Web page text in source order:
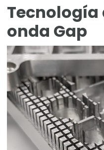
Tecnología
onda Gap